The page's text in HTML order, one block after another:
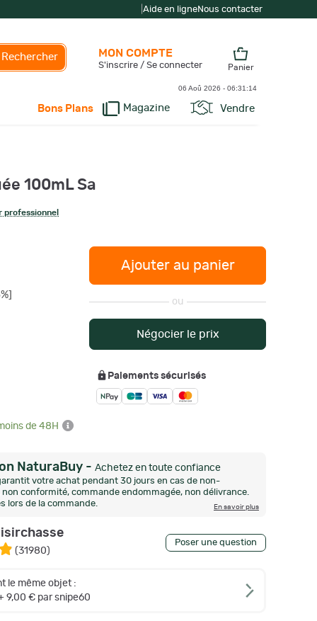
Aide en ligneNous contacter
Rechercher
Bons Plans Magazine Vendre
MON COMPTE
S'inscrire / Se connecter Panier
06 Aoû 2026 - 06:31:15
100mL Sa
professionnel
Ajouter au panier
ou
Négocier le prix
de 48H
Paiements sécurisés
NaturaBuy - Achetez en toute confiance
votre achat pendant 30 jours en cas de non-
conformité, commande endommagée, non délivrance.
lors de la commande.
En savoir plus
(31980)
Poser une question
le même objet :
9,00 € par snipe60